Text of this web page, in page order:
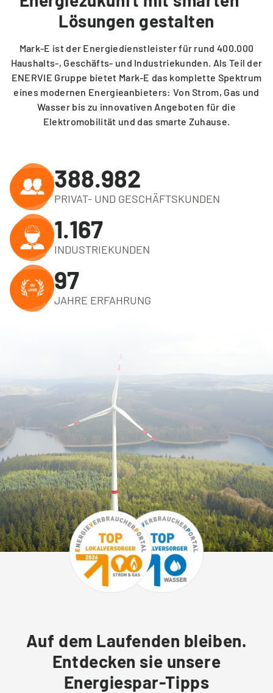
Lösungen gestalten
Mark-E ist der Energiedienstleister für rund 400.000
Haushalts-, Geschäfts- und Industriekunden. Als Teil der
ENERVIE Gruppe bietet Mark-E das komplette Spektrum
eines modernen Energieanbieters: Von Strom, Gas und
Wasser bis zu innovativen Angeboten für die
Elektromobilität und das smarte Zuhause.
400.000
PRIVAT- UND GESCHÄFTSKUNDEN
1.200
INDUSTRIEKUNDEN
100
JAHRE ERFAHRUNG
Auf dem Laufenden bleiben.
Entdecken sie unsere
Energiespar-Tipps